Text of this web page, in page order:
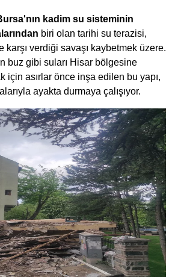
kadim su sisteminin
biri olan tarihi su terazisi,
verdiği savaşı kaybetmek üzere.
buz gibi suları Hisar bölgesine
için asırlar önce inşa edilen bu yapı,
ayakta durmaya çalışıyor.